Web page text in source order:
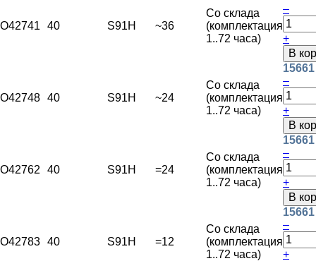
O42741 40 S91H ~36
Со склада
(комплектация
1..72 часа)
–
+
В
O42748 40 S91H ~24
Со склада
(комплектация
1..72 часа)
–
+
В
O42762 40 S91H =24
Со склада
(комплектация
1..72 часа)
–
+
В
O42783 40 S91H =12
Со склада
(комплектация
1..72 часа)
–
+